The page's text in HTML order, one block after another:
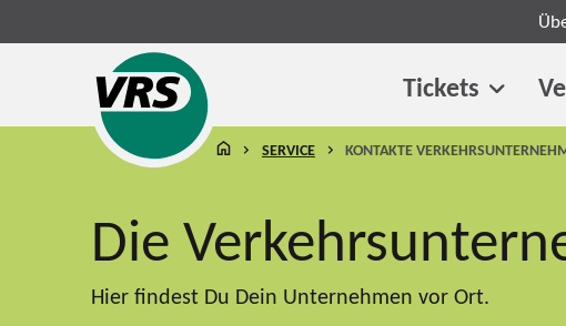
Tickets
STARTSEITE
SERVICE KONTAKTE
Die
Hier findest Du Dein Unternehmen vor Ort.